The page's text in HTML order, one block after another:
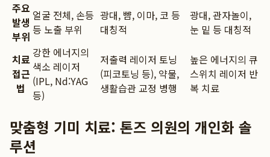
주요
발생
부위
얼굴 전체, 손등
등 노출 부위
광대, 뺨, 이마, 코 등
대칭적
광대, 관자놀이,
눈 밑 등 대칭적
치료
접근
법
강한 에너지의
색소 레이저
(IPL, Nd:YAG
등)
저출력 레이저 토닝
(피코토닝 등), 약물,
생활습관 교정 병행
높은 에너지의 큐
스위치 레이저 반
복 치료
맞춤형 기미 치료: 톤즈 의원의 개인화 솔
루션